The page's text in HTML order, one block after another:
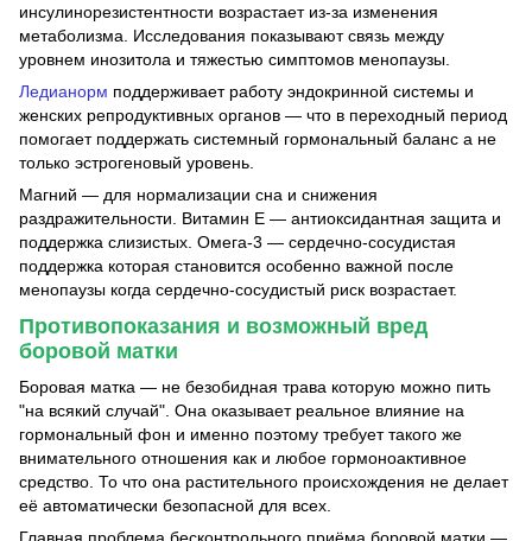
инсулинорезистентности возрастает из-за изменения
метаболизма. Исследования показывают связь между
уровнем инозитола и тяжестью симптомов менопаузы.
Ледианорм поддерживает работу эндокринной системы и
женских репродуктивных органов — что в переходный период
помогает поддержать системный гормональный баланс а не
только эстрогеновый уровень.
Магний — для нормализации сна и снижения
раздражительности. Витамин Е — антиоксидантная защита и
поддержка слизистых. Омега-3 — сердечно-сосудистая
поддержка которая становится особенно важной после
менопаузы когда сердечно-сосудистый риск возрастает.
Противопоказания и возможный вред
боровой матки
Боровая матка — не безобидная трава которую можно пить
"на всякий случай". Она оказывает реальное влияние на
гормональный фон и именно поэтому требует такого же
внимательного отношения как и любое гормоноактивное
средство. То что она растительного происхождения не делает
её автоматически безопасной для всех.
Главная проблема бесконтрольного приёма боровой матки —